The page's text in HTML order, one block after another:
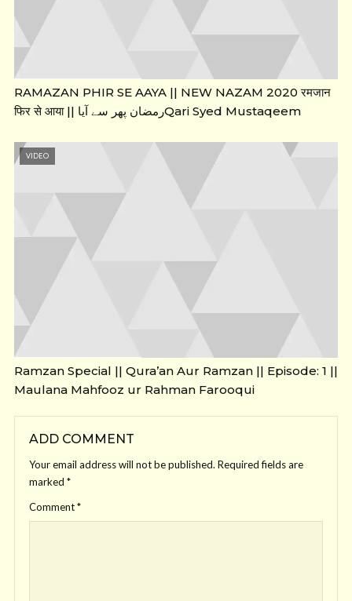
RAMAZAN PHIR SE AAYA || NEW NAZAM 2020 रमजान
फिर से आया || رمضان پھر سے آیاQari Syed Mustaqeem
VIDEO
Ramzan Special || Qura’an Aur Ramzan || Episode: 1 ||
Maulana Mahfooz ur Rahman Farooqui
ADD COMMENT
Your email address will not be published. Required fields are
marked *
Comment*